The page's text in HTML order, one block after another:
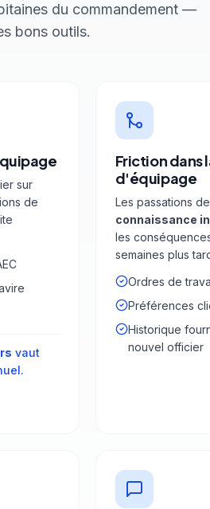
du commandement —
bons outils.
sur
de
vaut
Friction dans
d'équipage
Les passations
connaissance
les
semaines plus
Ordres de
Préférences
Historique
nouvel officier